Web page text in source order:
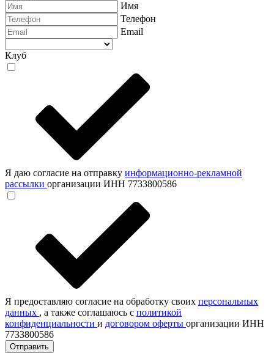
Имя
Телефон
Email
Клуб
Я даю согласие на отправку информационно-рекламной
рассылки организации ИНН 7733800586
Я предоставляю согласие на обработку своих персональных
данных , а также соглашаюсь с политикой
конфиденциальности и договором оферты организации ИНН
7733800586
Отправить